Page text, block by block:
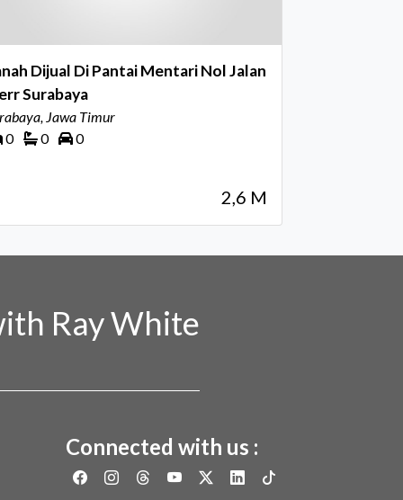
Dijual Di Pantai Mentari Nol Jalan
Surabaya
Jawa Timur
0
0 0
2,6 M
Ray White
Connected with us :